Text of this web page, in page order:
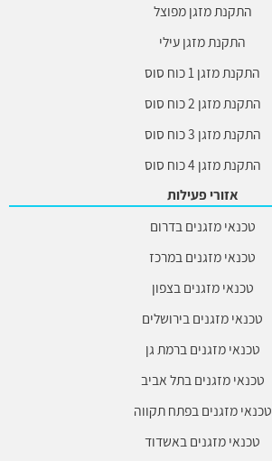
התקנת מזגן מפוצל
התקנת מזגן עילי
התקנת מזגן 1 כוח סוס
התקנת מזגן 2 כוח סוס
התקנת מזגן 3 כוח סוס
התקנת מזגן 4 כוח סוס
אזורי פעילות
טכנאי מזגנים בדרום
טכנאי מזגנים במרכז
טכנאי מזגנים בצפון
טכנאי מזגנים בירושלים
טכנאי מזגנים ברמת גן
טכנאי מזגנים בתל אביב
טכנאי מזגנים בפתח תקווה
טכנאי מזגנים באשדוד